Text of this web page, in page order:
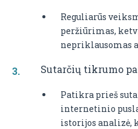
Reguliarūs
peržiūrimas,
nepriklausomas
Sutarčių tikrumo
Patikra prieš
internetinio
istorijos analizė,